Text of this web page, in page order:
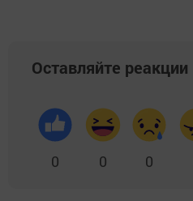
Оставляйте реакции
0 0 0